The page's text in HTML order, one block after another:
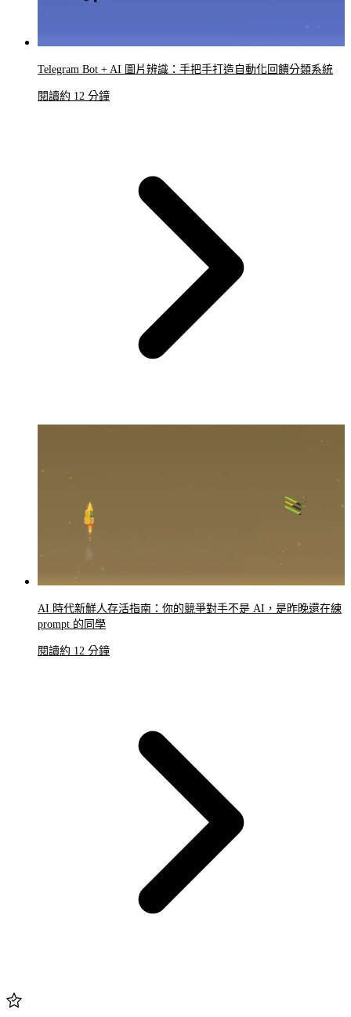
Telegram Bot + AI 圖片辨識：手把手打造自動化回饋分類系統
閱讀約 12 分鐘
AI 時代新鮮人存活指南：你的競爭對手不是 AI，是昨晚還在練
prompt 的同學
閱讀約 12 分鐘